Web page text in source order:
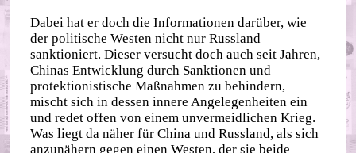
Dabei hat er doch die Informationen darüber, wie
der politische Westen nicht nur Russland
sanktioniert. Dieser versucht doch auch seit Jahren,
Chinas Entwicklung durch Sanktionen und
protektionistische Maßnahmen zu behindern,
mischt sich in dessen innere Angelegenheiten ein
und redet offen von einem unvermeidlichen Krieg.
Was liegt da näher für China und Russland, als sich
anzunähern gegen einen Westen, der sie beide